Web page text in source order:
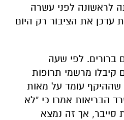
לראשונה לפני עשרה
עדכן את הציבור רק היום
ברורים. לפי שעה
קיבלו מרשמי תרופות
שההיקף עומד על מאות
הבריאות אמרו כי "לא
סייבר, אך זה נמצא